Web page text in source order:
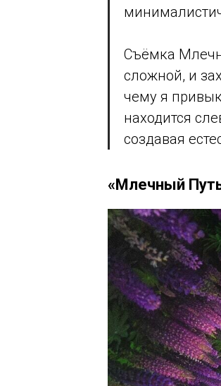
Съёмка
сложной, и
чему я
находится
создавая
«Млечный